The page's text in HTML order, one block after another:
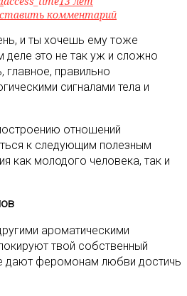
комментарий
и ты хочешь ему тоже
деле это не так уж и сложно
главное, правильно
сигналами тела и
отношений
к следующим полезным
как молодого человека, так и
ароматическими
твой собственный
дают феромонам любви достичь